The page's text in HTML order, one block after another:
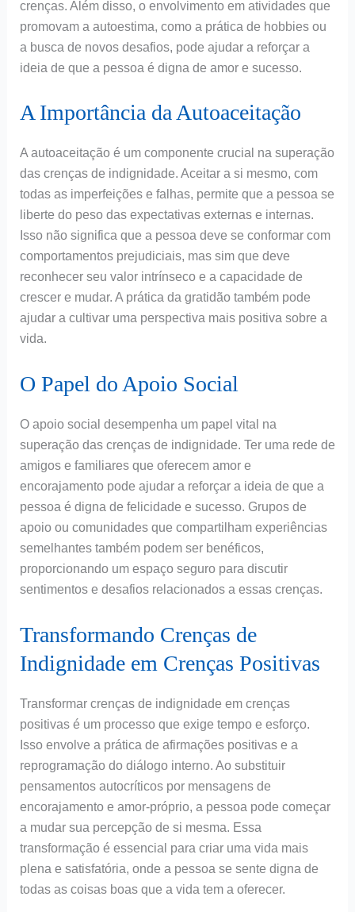
crenças. Além disso, o envolvimento em atividades que
promovam a autoestima, como a prática de hobbies ou
a busca de novos desafios, pode ajudar a reforçar a
ideia de que a pessoa é digna de amor e sucesso.
A Importância da Autoaceitação
A autoaceitação é um componente crucial na superação
das crenças de indignidade. Aceitar a si mesmo, com
todas as imperfeições e falhas, permite que a pessoa se
liberte do peso das expectativas externas e internas.
Isso não significa que a pessoa deve se conformar com
comportamentos prejudiciais, mas sim que deve
reconhecer seu valor intrínseco e a capacidade de
crescer e mudar. A prática da gratidão também pode
ajudar a cultivar uma perspectiva mais positiva sobre a
vida.
O Papel do Apoio Social
O apoio social desempenha um papel vital na
superação das crenças de indignidade. Ter uma rede de
amigos e familiares que oferecem amor e
encorajamento pode ajudar a reforçar a ideia de que a
pessoa é digna de felicidade e sucesso. Grupos de
apoio ou comunidades que compartilham experiências
semelhantes também podem ser benéficos,
proporcionando um espaço seguro para discutir
sentimentos e desafios relacionados a essas crenças.
Transformando Crenças de
Indignidade em Crenças Positivas
Transformar crenças de indignidade em crenças
positivas é um processo que exige tempo e esforço.
Isso envolve a prática de afirmações positivas e a
reprogramação do diálogo interno. Ao substituir
pensamentos autocríticos por mensagens de
encorajamento e amor-próprio, a pessoa pode começar
a mudar sua percepção de si mesma. Essa
transformação é essencial para criar uma vida mais
plena e satisfatória, onde a pessoa se sente digna de
todas as coisas boas que a vida tem a oferecer.